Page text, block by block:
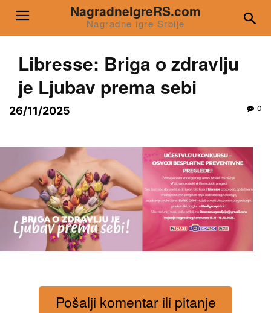
NagradneIgreRS.com
Nagradne igre Srbije
Libresse: Briga o zdravlju
je Ljubav prema sebi
26/11/2025 0
Pošalji komentar ili pitanje